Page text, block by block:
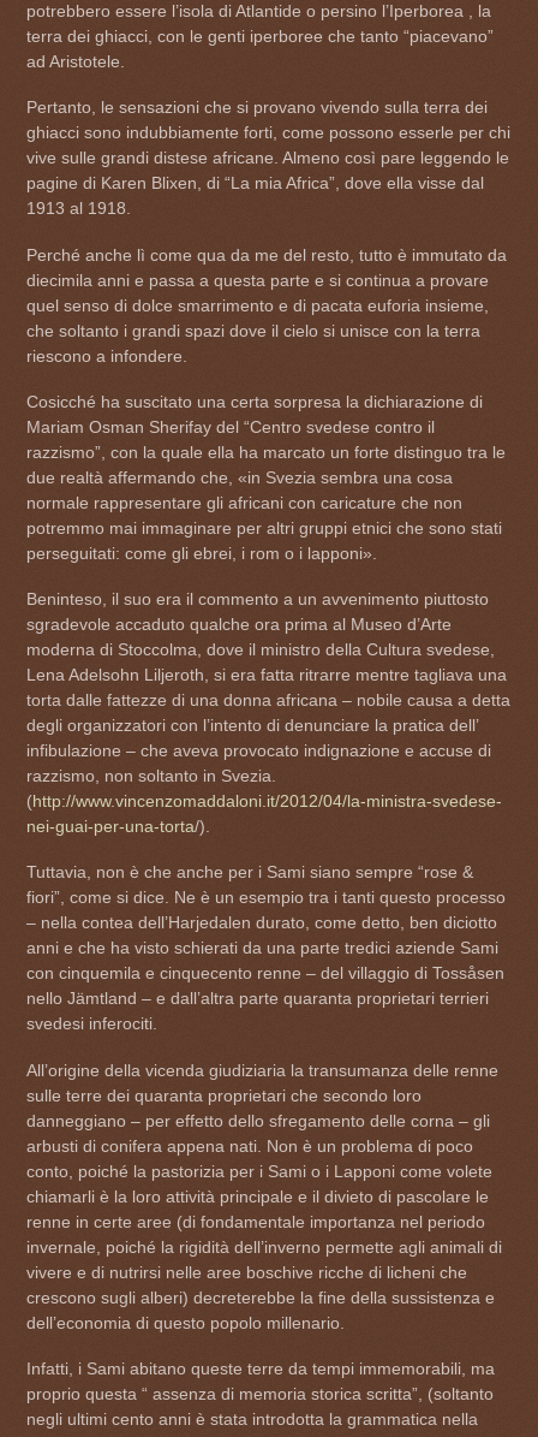
potrebbero essere l’isola di Atlantide o persino l’Iperborea , la
terra dei ghiacci, con le genti iperboree che tanto “piacevano”
ad Aristotele.
Pertanto, le sensazioni che si provano vivendo sulla terra dei
ghiacci sono indubbiamente forti, come possono esserle per chi
vive sulle grandi distese africane. Almeno così pare leggendo le
pagine di Karen Blixen, di “La mia Africa”, dove ella visse dal
1913 al 1918.
Perché anche lì come qua da me del resto, tutto è immutato da
diecimila anni e passa a questa parte e si continua a provare
quel senso di dolce smarrimento e di pacata euforia insieme,
che soltanto i grandi spazi dove il cielo si unisce con la terra
riescono a infondere.
Cosicché ha suscitato una certa sorpresa la dichiarazione di
Mariam Osman Sherifay del “Centro svedese contro il
razzismo”, con la quale ella ha marcato un forte distinguo tra le
due realtà affermando che, «in Svezia sembra una cosa
normale rappresentare gli africani con caricature che non
potremmo mai immaginare per altri gruppi etnici che sono stati
perseguitati: come gli ebrei, i rom o i lapponi».
Beninteso, il suo era il commento a un avvenimento piuttosto
sgradevole accaduto qualche ora prima al Museo d’Arte
moderna di Stoccolma, dove il ministro della Cultura svedese,
Lena Adelsohn Liljeroth, si era fatta ritrarre mentre tagliava una
torta dalle fattezze di una donna africana – nobile causa a detta
degli organizzatori con l’intento di denunciare la pratica dell’
infibulazione – che aveva provocato indignazione e accuse di
razzismo, non soltanto in Svezia.
(http://www.vincenzomaddaloni.it/2012/04/la-ministra-svedese-
nei-guai-per-una-torta/).
Tuttavia, non è che anche per i Sami siano sempre “rose &
fiori”, come si dice. Ne è un esempio tra i tanti questo processo
– nella contea dell’Harjedalen durato, come detto, ben diciotto
anni e che ha visto schierati da una parte tredici aziende Sami
con cinquemila e cinquecento renne – del villaggio di Tossåsen
nello Jämtland – e dall’altra parte quaranta proprietari terrieri
svedesi inferociti.
All’origine della vicenda giudiziaria la transumanza delle renne
sulle terre dei quaranta proprietari che secondo loro
danneggiano – per effetto dello sfregamento delle corna – gli
arbusti di conifera appena nati. Non è un problema di poco
conto, poiché la pastorizia per i Sami o i Lapponi come volete
chiamarli è la loro attività principale e il divieto di pascolare le
renne in certe aree (di fondamentale importanza nel periodo
invernale, poiché la rigidità dell’inverno permette agli animali di
vivere e di nutrirsi nelle aree boschive ricche di licheni che
crescono sugli alberi) decreterebbe la fine della sussistenza e
dell’economia di questo popolo millenario.
Infatti, i Sami abitano queste terre da tempi immemorabili, ma
proprio questa “ assenza di memoria storica scritta”, (soltanto
negli ultimi cento anni è stata introdotta la grammatica nella